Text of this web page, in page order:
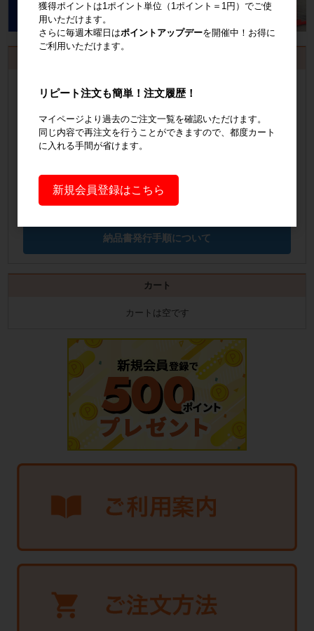
会員登録はこちら
見積書の発行手順についてご案内
見積書発行手順について
納品書の発行手順についてご案内
納品書発行手順について
カート
カートは空です
獲得ポイントは1ポイント単位（1ポイント＝1円）でご使
用いただけます。
さらに毎週木曜日はポイントアップデーを開催中！お得に
ご利用いただけます。
リピート注文も簡単！注文履歴！
マイページより過去のご注文一覧を確認いただけます。
同じ内容で再注文を行うことができますので、都度カート
に入れる手間が省けます。
新規会員登録はこちら